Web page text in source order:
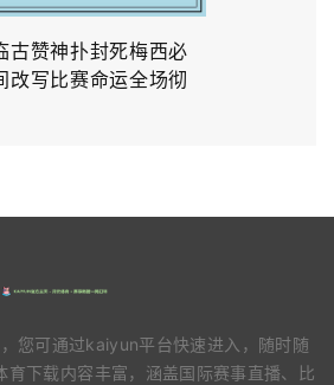
古赞神扑封死梅西必
改写比赛命运全场彻
您可通过kaiyun平台快速进入，随时随
育下载内容丰富，涵盖国际赛事直播、比